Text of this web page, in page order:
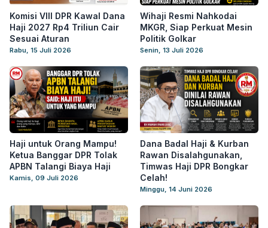
Komisi VIII DPR Kawal Dana
Haji 2027 Rp4 Triliun Cair
Sesuai Aturan
Rabu, 15 Juli 2026
Wihaji Resmi Nahkodai
MKGR, Siap Perkuat Mesin
Politik Golkar
Senin, 13 Juli 2026
Haji untuk Orang Mampu!
Ketua Banggar DPR Tolak
APBN Talangi Biaya Haji
Kamis, 09 Juli 2026
Dana Badal Haji & Kurban
Rawan Disalahgunakan,
Timwas Haji DPR Bongkar
Celah!
Minggu, 14 Juni 2026